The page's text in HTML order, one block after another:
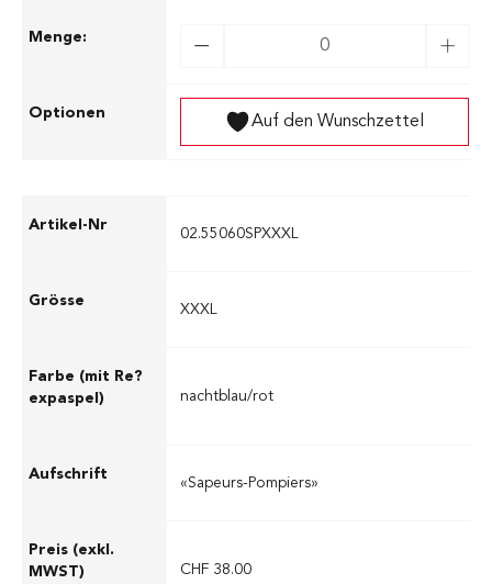
Auf den Wunschzettel
02.55060SPXXXL
XXXL
nachtblau/rot
«Sapeurs-Pompiers»
CHF 38.00